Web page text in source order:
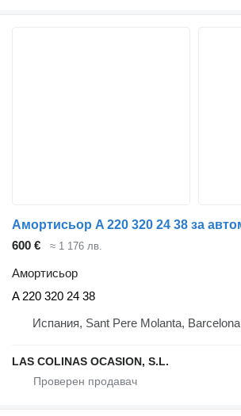
600 € ≈ 1 176 лв.
Амортисьор
A 220 320 24 38
Испания, Sant Pere Molanta, Barcelona
LAS COLINAS OCASION, S.L.